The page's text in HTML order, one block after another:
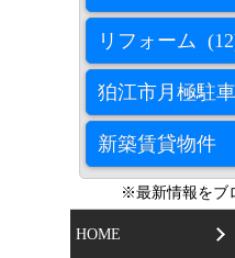
リフォーム
狛江市月極駐
新築賃貸物件
※最新情報をブ
HOME